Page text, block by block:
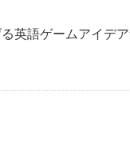
英語ゲームアイデ